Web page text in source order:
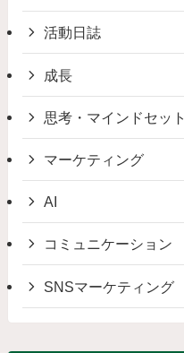
活動日誌
成長
思考・マインドセット
マーケティング
AI
コミュニケーション
SNSマーケティング